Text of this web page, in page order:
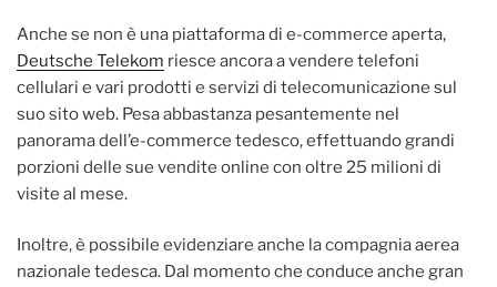
Anche se non è una piattaforma di e-commerce aperta,
Deutsche Telekom riesce ancora a vendere telefoni
cellulari e vari prodotti e servizi di telecomunicazione sul
suo sito web. Pesa abbastanza pesantemente nel
panorama dell’e-commerce tedesco, effettuando grandi
porzioni delle sue vendite online con oltre 25 milioni di
visite al mese.
Inoltre, è possibile evidenziare anche la compagnia aerea
nazionale tedesca. Dal momento che conduce anche gran